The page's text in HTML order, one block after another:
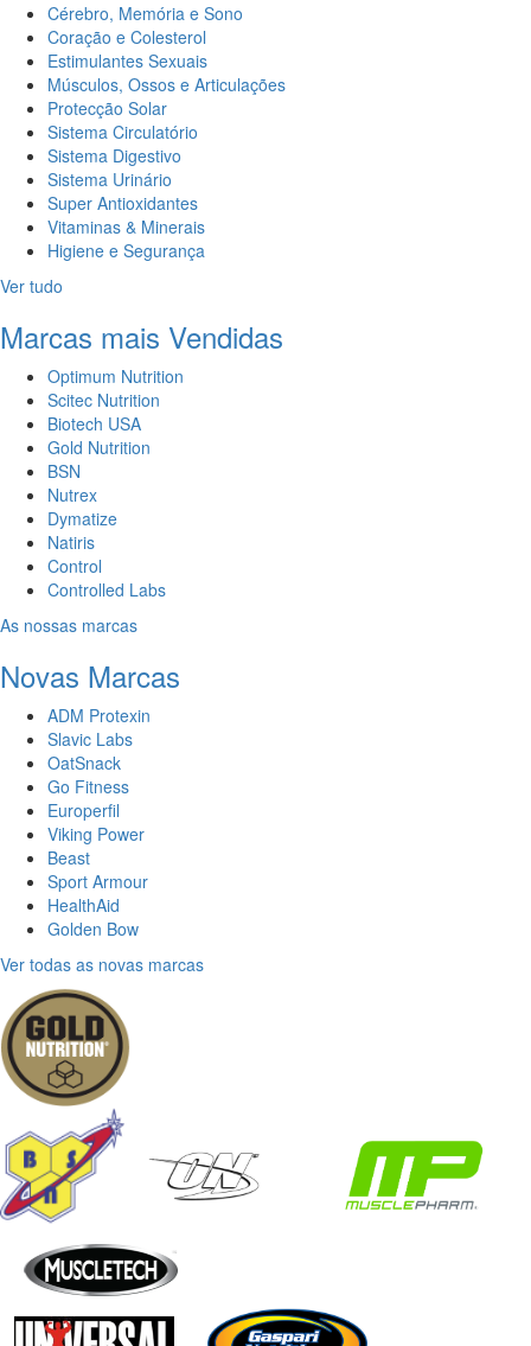
Cérebro, Memória e Sono
Coração e Colesterol
Estimulantes Sexuais
Músculos, Ossos e Articulações
Protecção Solar
Sistema Circulatório
Sistema Digestivo
Sistema Urinário
Super Antioxidantes
Vitaminas & Minerais
Higiene e Segurança
Ver tudo
Marcas mais Vendidas
Optimum Nutrition
Scitec Nutrition
Biotech USA
Gold Nutrition
BSN
Nutrex
Dymatize
Natiris
Control
Controlled Labs
As nossas marcas
Novas Marcas
ADM Protexin
Slavic Labs
OatSnack
Go Fitness
Europerfil
Viking Power
Beast
Sport Armour
HealthAid
Golden Bow
Ver todas as novas marcas